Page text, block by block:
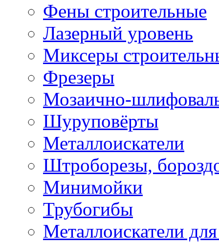
Фены строительные
Лазерный уровень
Миксеры
Фрезеры
Мозаично-
Шуруповёрты
Металлоискатели
Штроборезы,
Минимойки
Трубогибы
Металлоискатели